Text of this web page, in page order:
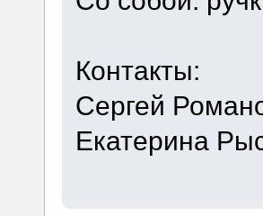
Контакты:
Сергей
Екатерина